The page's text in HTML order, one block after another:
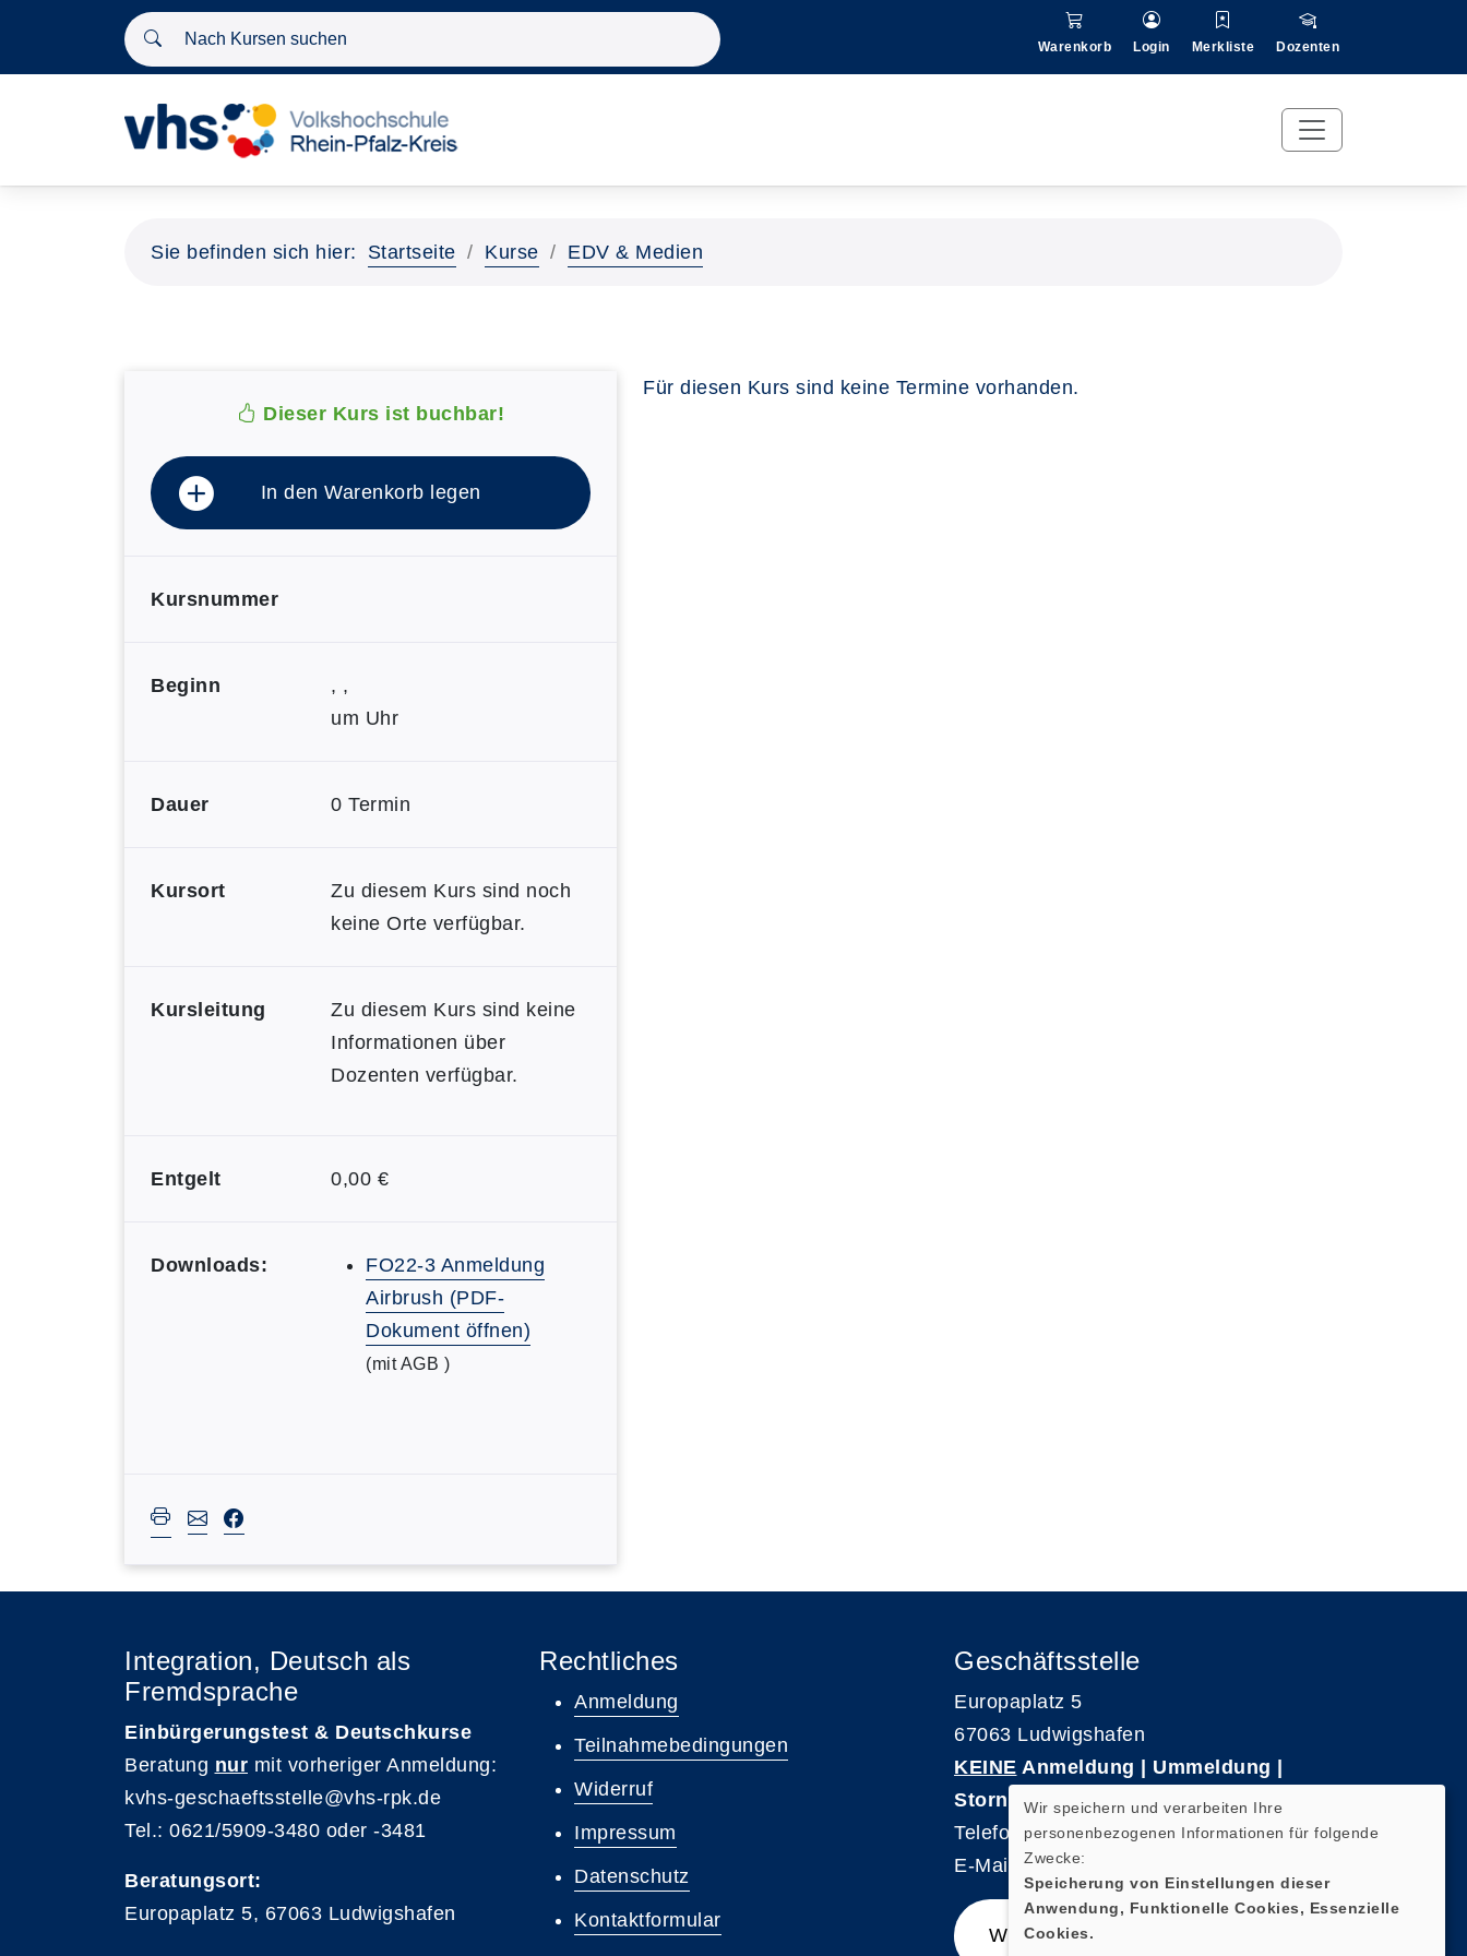
Nach Kursen suchen
Warenkorb Login Merkliste Dozenten
Sie befinden sich hier: Startseite Kurse EDV & Medien
Dieser Kurs ist buchbar!
In den Warenkorb legen
Kursnummer
Beginn
, ,
um Uhr
Dauer 0 Termin
Kursort
Zu diesem Kurs sind noch
keine Orte verfügbar.
Kursleitung
Zu diesem Kurs sind keine
Informationen über
Dozenten verfügbar.
Entgelt 0,00 €
Downloads:
FO22-3 Anmeldung
Airbrush (PDF-
Dokument öffnen)
(mit AGB )
Für diesen Kurs sind keine Termine vorhanden.
Integration, Deutsch als
Fremdsprache
Einbürgerungstest & Deutschkurse
Beratung nur mit vorheriger Anmeldung:
kvhs-geschaeftsstelle@vhs-rpk.de
Tel.: 0621/5909-3480 oder -3481
Beratungsort:
Europaplatz 5, 67063 Ludwigshafen
Rechtliches
Anmeldung
Teilnahmebedingungen
Widerruf
Impressum
Datenschutz
Kontaktformular
Geschäftsstelle
Europaplatz 5
67063 Ludwigshafen
KEINE Anmeldung | Ummeldung |
Stornierungen
Telefon 0621-5909 3500
E-Mail: kvhs-geschaeftsstelle@vhs-rpk.de
Widerrufsformular
Wir speichern und verarbeiten Ihre
personenbezogenen Informationen für folgende
Zwecke:
Speicherung von Einstellungen dieser
Anwendung, Funktionelle Cookies, Essenzielle
Cookies.